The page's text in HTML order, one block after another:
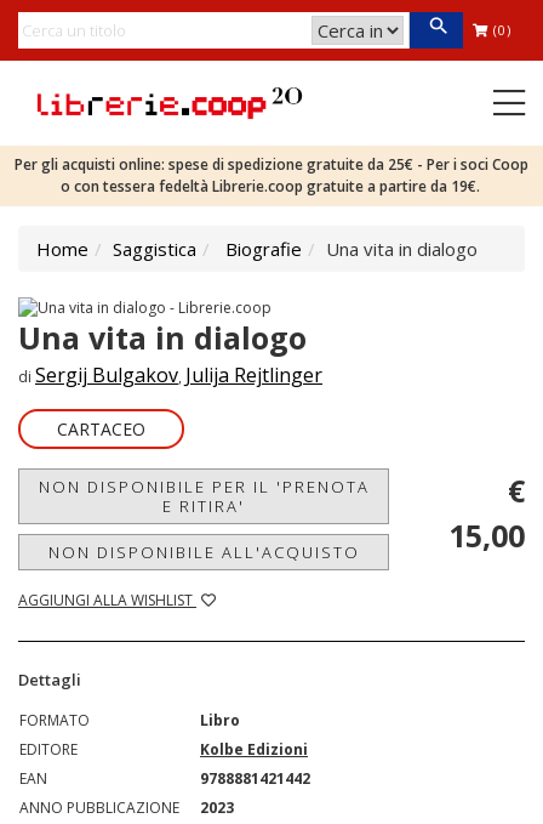
(0)
Per gli acquisti online: spese di spedizione gratuite da 25€ - Per i soci Coop
o con tessera fedeltà Librerie.coop gratuite a partire da 19€.
Home Saggistica Biografie Una vita in dialogo
Una vita in dialogo
di Sergij Bulgakov, Julija Rejtlinger
CARTACEO
NON DISPONIBILE PER IL 'PRENOTA
E RITIRA'
NON DISPONIBILE ALL'ACQUISTO
AGGIUNGI ALLA WISHLIST
€
15,00
Dettagli
FORMATO
Libro
EDITORE
Kolbe Edizioni
EAN
9788881421442
ANNO PUBBLICAZIONE
2023